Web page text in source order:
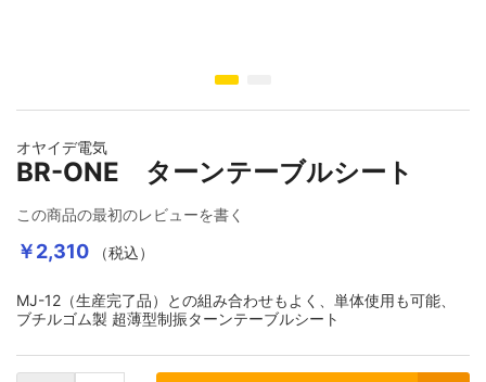
イメージギャラリーの最初に移動する
オヤイデ電気
BR-ONE ターンテーブルシート
この商品の最初のレビューを書く
￥2,310 （税込）
MJ-12（生産完了品）との組み合わせもよく、単体使用も可能、
ブチルゴム製 超薄型制振ターンテーブルシート